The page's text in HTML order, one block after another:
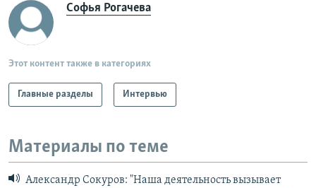
Софья Рогачева
Этот контент также в категориях
Главные разделы Интервью
Материалы по теме
Александр Сокуров: "Наша деятельность вызывает